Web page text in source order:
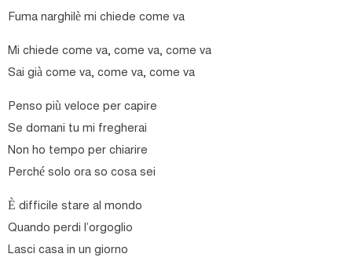
Fuma narghilè mi chiede come va
Mi chiede come va, come va, come va
Sai già come va, come va, come va
Penso più veloce per capire
Se domani tu mi fregherai
Non ho tempo per chiarire
Perché solo ora so cosa sei
È difficile stare al mondo
Quando perdi l’orgoglio
Lasci casa in un giorno